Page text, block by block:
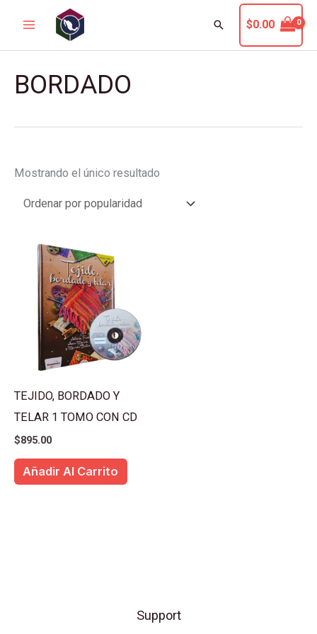
contenido
Buscar
$0.00
BORDADO
Mostrando el único resultado
TEJIDO, BORDADO Y
TELAR 1 TOMO CON CD
$895.00
Añadir Al Carrito
Support